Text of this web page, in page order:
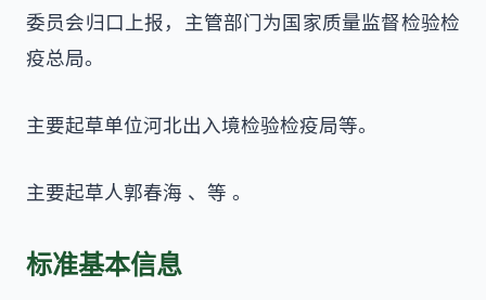
委员会归口上报，主管部门为国家质量监督检验检
疫总局。
主要起草单位河北出入境检验检疫局等。
主要起草人郭春海 、等 。
标准基本信息